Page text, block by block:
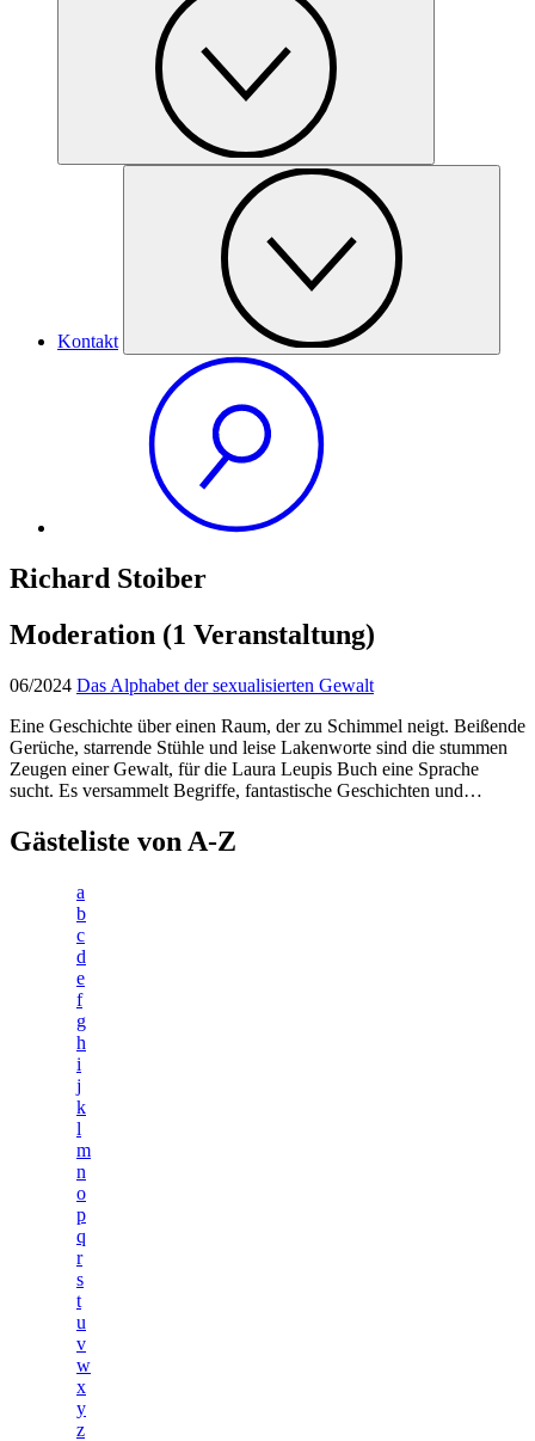
Kontakt
Richard Stoiber
Moderation (1 Veranstaltung)
06/2024 Das Alphabet der sexualisierten Gewalt
Eine Geschichte über einen Raum, der zu Schimmel neigt. Beißende
Gerüche, starrende Stühle und leise Lakenworte sind die stummen
Zeugen einer Gewalt, für die Laura Leupis Buch eine Sprache
sucht. Es versammelt Begriffe, fantastische Geschichten und…
Gästeliste von A-Z
a
b
c
d
e
f
g
h
i
j
k
l
m
n
o
p
q
r
s
t
u
v
w
x
y
z